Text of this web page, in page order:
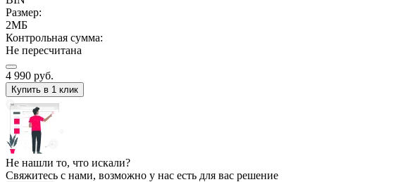
Размер:
2МБ
Контрольная сумма:
Не пересчитана
4 990 руб.
Купить в 1 клик
Не нашли то, что искали?
Свяжитесь с нами, возможно у нас есть для вас решение